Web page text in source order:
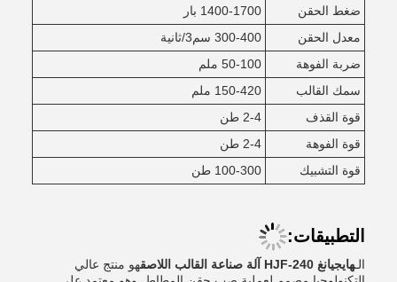
ضغط الحقن
1400-1700 بار
معدل الحقن
300-400 سم3/ثانية
ضربة الفوهة
50-100 ملم
سمك القالب
150-420 ملم
قوة القذف
2-4 طن
قوة الفوهة
2-4 طن
قوة التشبيك
100-300 طن
التطبيقات:
الـهايجيانغ HJF-240 آلة صناعة القالب اللاصق
هو منتج عالي